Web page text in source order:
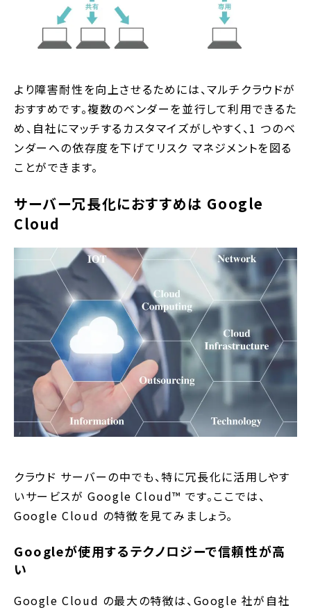
より障害耐性を向上させるためには、マルチクラウドが
おすすめです。複数のベンダーを並行して利用できるた
め、自社にマッチするカスタマイズがしやすく、1 つのベ
ンダーへの依存度を下げてリスク マネジメントを図る
ことができます。
サーバー冗長化におすすめは Google
Cloud
クラウド サーバーの中でも、特に冗長化に活用しやす
いサービスが Google Cloud™ です。ここでは、
Google Cloud の特徴を見てみましょう。
Googleが使用するテクノロジーで信頼性が高
い
Google Cloud の最大の特徴は、Google 社が自社